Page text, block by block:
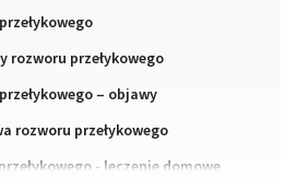
rozworu przełykowego
– objawy
rozworu przełykowego
- leczenie domowe